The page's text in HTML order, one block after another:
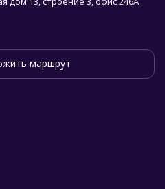
маршрут